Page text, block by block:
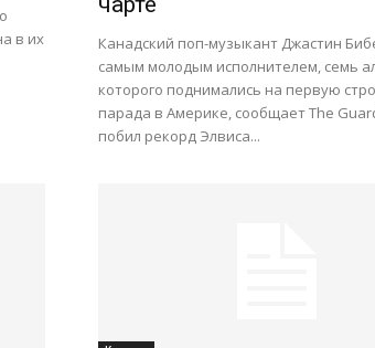
в их
Канадский поп-музыкант Джастин
самым молодым исполнителем, семь
которого поднимались на первую
парада в Америке, сообщает The
побил рекорд Элвиса...